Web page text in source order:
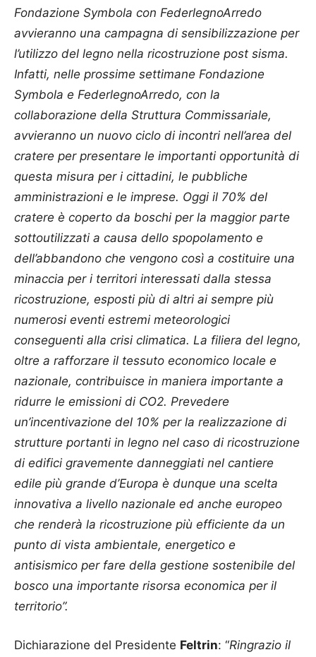
Fondazione Symbola con FederlegnoArredo
avvieranno una campagna di sensibilizzazione per
l’utilizzo del legno nella ricostruzione post sisma.
Infatti, nelle prossime settimane Fondazione
Symbola e FederlegnoArredo, con la
collaborazione della Struttura Commissariale,
avvieranno un nuovo ciclo di incontri nell’area del
cratere per presentare le importanti opportunità di
questa misura per i cittadini, le pubbliche
amministrazioni e le imprese. Oggi il 70% del
cratere è coperto da boschi per la maggior parte
sottoutilizzati a causa dello spopolamento e
dell’abbandono che vengono così a costituire una
minaccia per i territori interessati dalla stessa
ricostruzione, esposti più di altri ai sempre più
numerosi eventi estremi meteorologici
conseguenti alla crisi climatica. La filiera del legno,
oltre a rafforzare il tessuto economico locale e
nazionale, contribuisce in maniera importante a
ridurre le emissioni di CO2. Prevedere
un’incentivazione del 10% per la realizzazione di
strutture portanti in legno nel caso di ricostruzione
di edifici gravemente danneggiati nel cantiere
edile più grande d’Europa è dunque una scelta
innovativa a livello nazionale ed anche europeo
che renderà la ricostruzione più efficiente da un
punto di vista ambientale, energetico e
antisismico per fare della gestione sostenibile del
bosco una importante risorsa economica per il
territorio”.
Dichiarazione del Presidente Feltrin: “Ringrazio il